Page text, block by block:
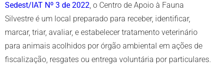
Sedest/IAT Nº 3 de 2022, o Centro de Apoio à Fauna
Silvestre é um local preparado para receber, identificar,
marcar, triar, avaliar, e estabelecer tratamento veterinário
para animais acolhidos por órgão ambiental em ações de
fiscalização, resgates ou entrega voluntária por particulares.